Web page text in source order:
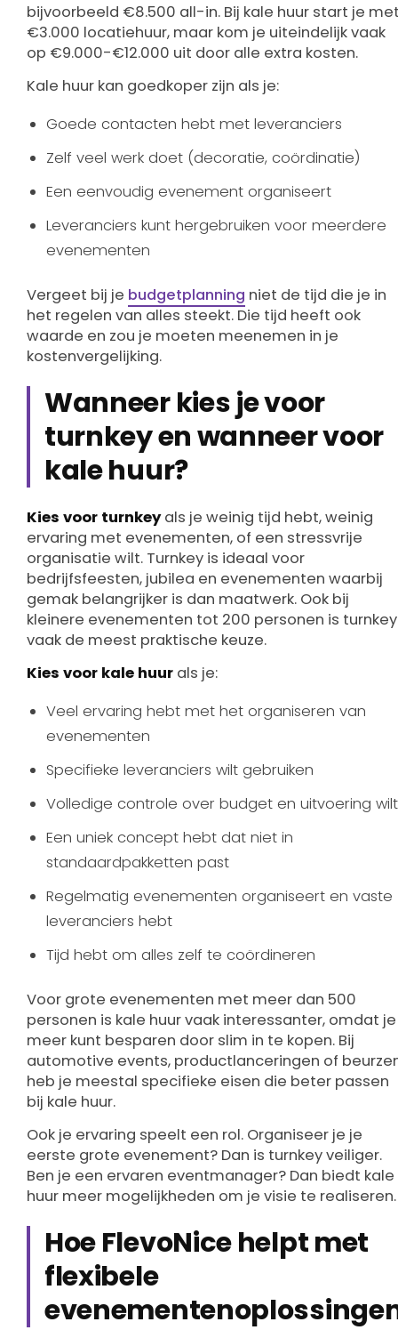
bijvoorbeeld €8.500 all-in. Bij kale huur start je
€3.000 locatiehuur, maar kom je uiteindelijk vaak
op €9.000-€12.000 uit door alle extra kosten.
Kale huur kan goedkoper zijn als je:
Goede contacten hebt met leveranciers
Zelf veel werk doet (decoratie, coördinatie)
Een eenvoudig evenement organiseert
Leveranciers kunt hergebruiken voor meerdere
evenementen
Vergeet bij je budgetplanning niet de tijd die je in
het regelen van alles steekt. Die tijd heeft ook
waarde en zou je moeten meenemen in je
kostenvergelijking.
Wanneer kies je voor
turnkey en wanneer voor
kale huur?
Kies voor turnkeyals je weinig tijd hebt, weinig
ervaring met evenementen, of een stressvrije
organisatie wilt. Turnkey is ideaal voor
bedrijfsfeesten, jubilea en evenementen waarbij
gemak belangrijker is dan maatwerk. Ook bij
kleinere evenementen tot 200 personen is turnkey
vaak de meest praktische keuze.
Kies voor kale huur als je:
Veel ervaring hebt met het organiseren van
evenementen
Specifieke leveranciers wilt gebruiken
Volledige controle over budget en uitvoering wilt
Een uniek concept hebt dat niet in
standaardpakketten past
Regelmatig evenementen organiseert en vaste
leveranciers hebt
Tijd hebt om alles zelf te coördineren
Voor grote evenementen met meer dan 500
personen is kale huur vaak interessanter, omdat je
meer kunt besparen door slim in te kopen. Bij
automotive events, productlanceringen of
heb je meestal specifieke eisen die beter passen
bij kale huur.
Ook je ervaring speelt een rol. Organiseer je je
eerste grote evenement? Dan is turnkey veiliger.
Ben je een ervaren eventmanager? Dan biedt kale
huur meer mogelijkheden om je visie te realiseren.
Hoe FlevoNice helpt met
flexibele